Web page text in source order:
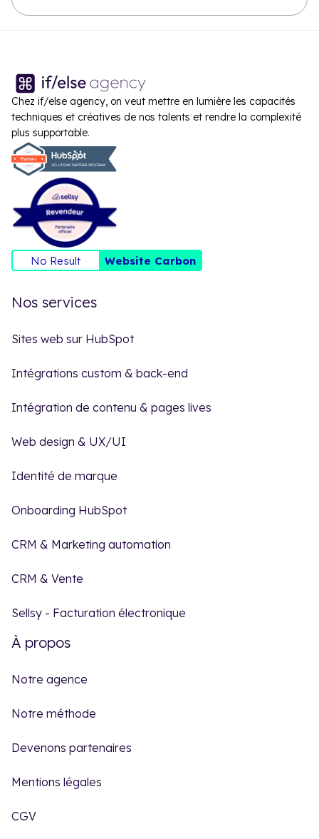
Chez if/else agency, on veut mettre en lumière les capacités
techniques et créatives de nos talents et rendre la complexité
plus supportable.
No Result Website Carbon
Nos services
Sites web sur HubSpot
Intégrations custom & back-end
Intégration de contenu & pages lives
Web design & UX/UI
Identité de marque
Onboarding HubSpot
CRM & Marketing automation
CRM & Vente
Sellsy - Facturation électronique
À propos
Notre agence
Notre méthode
Devenons partenaires
Mentions légales
CGV